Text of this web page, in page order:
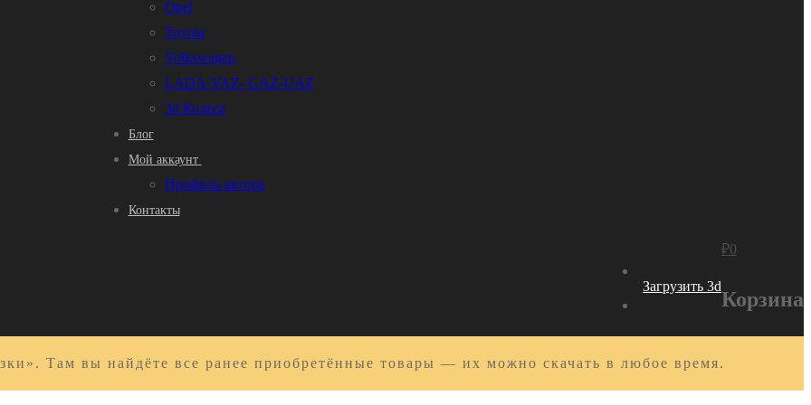
Opel
Toyota
Volkswagen
LADA-VAZ- GAZ-UAZ
3d Колеса
Блог
Мой аккаунт
Профиль автора
Контакты
Загрузить 3d
₽0
Корзина
Там вы найдёте все ранее приобретённые товары — их можно скачать в любое время.